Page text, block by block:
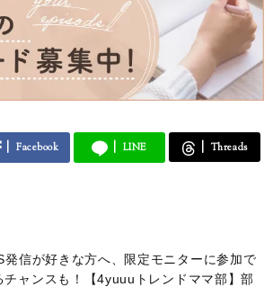
Facebook LINE Threads
発信が好きな方へ、限定モニターに参加で
チャンスも！【4yuuuトレンドママ部】部